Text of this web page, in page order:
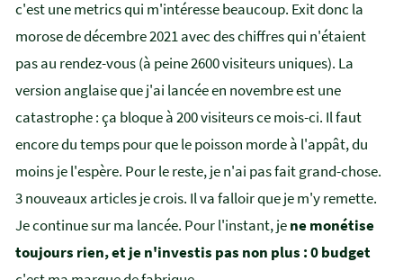
c'est une metrics qui m'intéresse beaucoup. Exit donc la
morose de décembre 2021 avec des chiffres qui n'étaient
pas au rendez-vous (à peine 2600 visiteurs uniques). La
version anglaise que j'ai lancée en novembre est une
catastrophe : ça bloque à 200 visiteurs ce mois-ci. Il faut
encore du temps pour que le poisson morde à l'appât, du
moins je l'espère. Pour le reste, je n'ai pas fait grand-chose.
3 nouveaux articles je crois. Il va falloir que je m'y remette.
Je continue sur ma lancée. Pour l'instant, jene monétise
toujours rien, et je n'investis pas non plus : 0 budget